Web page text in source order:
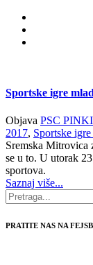
Sportske igre
Objava PSC PINKI
2017, Sportske
Sremska Mitrovica
se u to. U utorak
sportova.
Saznaj više...
PRATITE NAS NA